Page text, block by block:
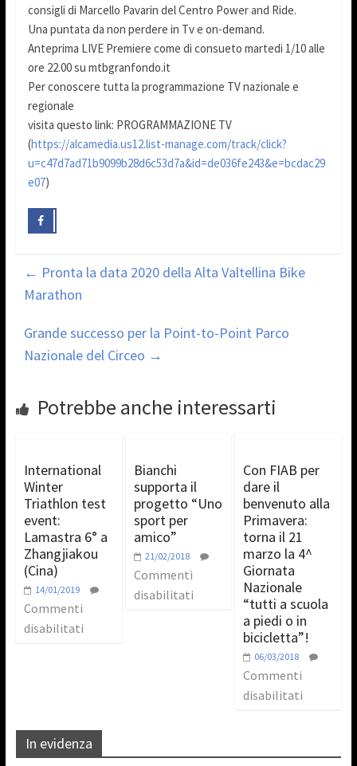
consigli di Marcello Pavarin del Centro Power and Ride.
Una puntata da non perdere in Tv e on-demand.
Anteprima LIVE Premiere come di consueto martedi 1/10 alle
ore 22.00 su mtbgranfondo.it
Per conoscere tutta la programmazione TV nazionale e
regionale
visita questo link: PROGRAMMAZIONE TV
(https://alcamedia.us12.list-manage.com/track/click?
u=c47d7ad71b9099b28d6c53d7a&id=de036fe243&e=bcdac29
e07)
← Pronta la data 2020 della Alta Valtellina Bike
Marathon
Grande successo per la Point-to-Point Parco
Nazionale del Circeo →
Potrebbe anche interessarti
International
Winter
Triathlon test
event:
Lamastra 6° a
Zhangjiakou
(Cina)
14/01/2019
Commenti
disabilitati
Bianchi
supporta il
progetto “Uno
sport per
amico”
21/02/2018
Commenti
disabilitati
Con FIAB per
dare il
benvenuto alla
Primavera:
torna il 21
marzo la 4^
Giornata
Nazionale
“tutti a scuola
a piedi o in
bicicletta”!
06/03/2018
Commenti
disabilitati
In evidenza